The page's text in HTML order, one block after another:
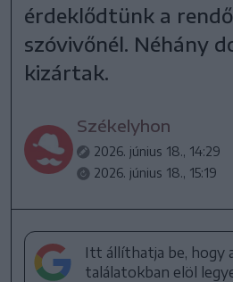
érdeklődtünk a
szóvivőnél. Néhány
kizártak.
Székelyhon
2026. június 18., 14:29
2026. június 18., 15:19
Itt állíthatja be, hogy
találatokban elöl